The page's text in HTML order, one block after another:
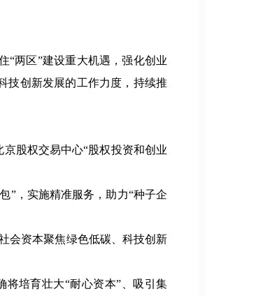
“两区”建设重大机遇，强化创业
技创新发展的工作力度，持续推
股权交易中心“股权投资和创业
”，实施精准服务，助力“种子企
会资本聚焦绿色低碳、科技创新
培育壮大“耐心资本”、吸引集